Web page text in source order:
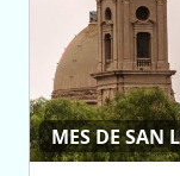
MES DE SAN